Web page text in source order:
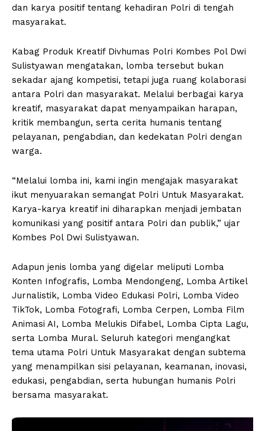
dan karya positif tentang kehadiran Polri di tengah
masyarakat.
Kabag Produk Kreatif Divhumas Polri Kombes Pol Dwi
Sulistyawan mengatakan, lomba tersebut bukan
sekadar ajang kompetisi, tetapi juga ruang kolaborasi
antara Polri dan masyarakat. Melalui berbagai karya
kreatif, masyarakat dapat menyampaikan harapan,
kritik membangun, serta cerita humanis tentang
pelayanan, pengabdian, dan kedekatan Polri dengan
warga.
“Melalui lomba ini, kami ingin mengajak masyarakat
ikut menyuarakan semangat Polri Untuk Masyarakat.
Karya-karya kreatif ini diharapkan menjadi jembatan
komunikasi yang positif antara Polri dan publik,” ujar
Kombes Pol Dwi Sulistyawan.
Adapun jenis lomba yang digelar meliputi Lomba
Konten Infografis, Lomba Mendongeng, Lomba Artikel
Jurnalistik, Lomba Video Edukasi Polri, Lomba Video
TikTok, Lomba Fotografi, Lomba Cerpen, Lomba Film
Animasi AI, Lomba Melukis Difabel, Lomba Cipta Lagu,
serta Lomba Mural. Seluruh kategori mengangkat
tema utama Polri Untuk Masyarakat dengan subtema
yang menampilkan sisi pelayanan, keamanan, inovasi,
edukasi, pengabdian, serta hubungan humanis Polri
bersama masyarakat.